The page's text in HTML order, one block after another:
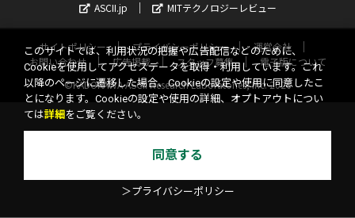
ASCII.jp
MITテクノロジーレビュー
サイトポリシー プライバシーポリシー
運営会社
お問い合わせ
広告掲載 スタッフ募集
電子版について
©KADOKAWA ASCII Research Laboratories, Inc. 2026
このサイトでは、利用状況の把握や広告配信などのために、
Cookieを使用してアクセスデータを取得・利用しています。これ
以降のページに遷移した場合、Cookieの設定や使用に同意したこ
とになります。Cookieの設定や使用の詳細、オプトアウトについ
ては詳細 をご覧ください。
同意する
＞プライバシーポリシー